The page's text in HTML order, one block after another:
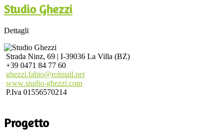
Studio Ghezzi
Dettagli
Strada Ninz, 69 | I-39036 La Villa (BZ)
+39 0471 84 77 60
ghezzi.fabio@rolmail.net
www.studio-ghezzi.com
P.Iva 01556570214
Progetto